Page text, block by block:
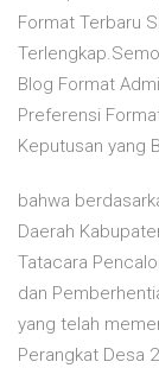
Format Terbaru
Blog Format
Preferensi
Keputusan yang
bahwa
Daerah
Tatacara
dan
yang telah
Perangkat Desa